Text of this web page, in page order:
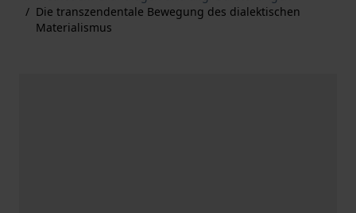
/ Die transzendentale Bewegung des dialektischen
Materialismus